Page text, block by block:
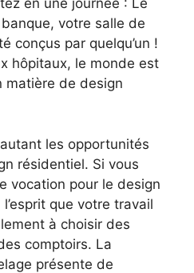
en une journée : Le
votre salle de
conçus par quelqu’un !
hôpitaux, le monde est
matière de design
les opportunités
résidentiel. Si vous
vocation pour le design
que votre travail
à choisir des
comptoirs. La
présente de